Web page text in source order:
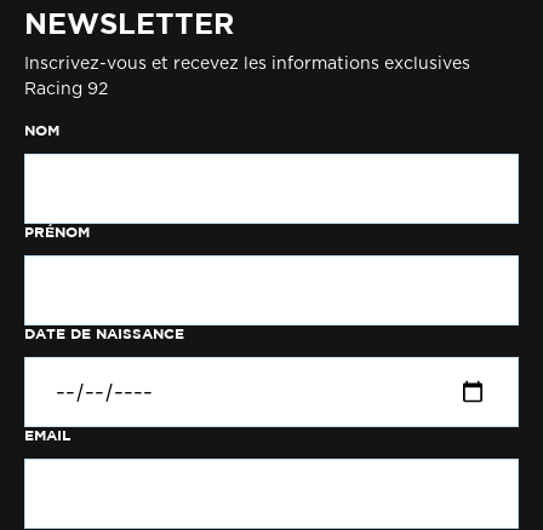
NEWSLETTER
Inscrivez-vous et recevez les informations exclusives
Racing 92
NOM
PRÉNOM
DATE DE NAISSANCE
EMAIL